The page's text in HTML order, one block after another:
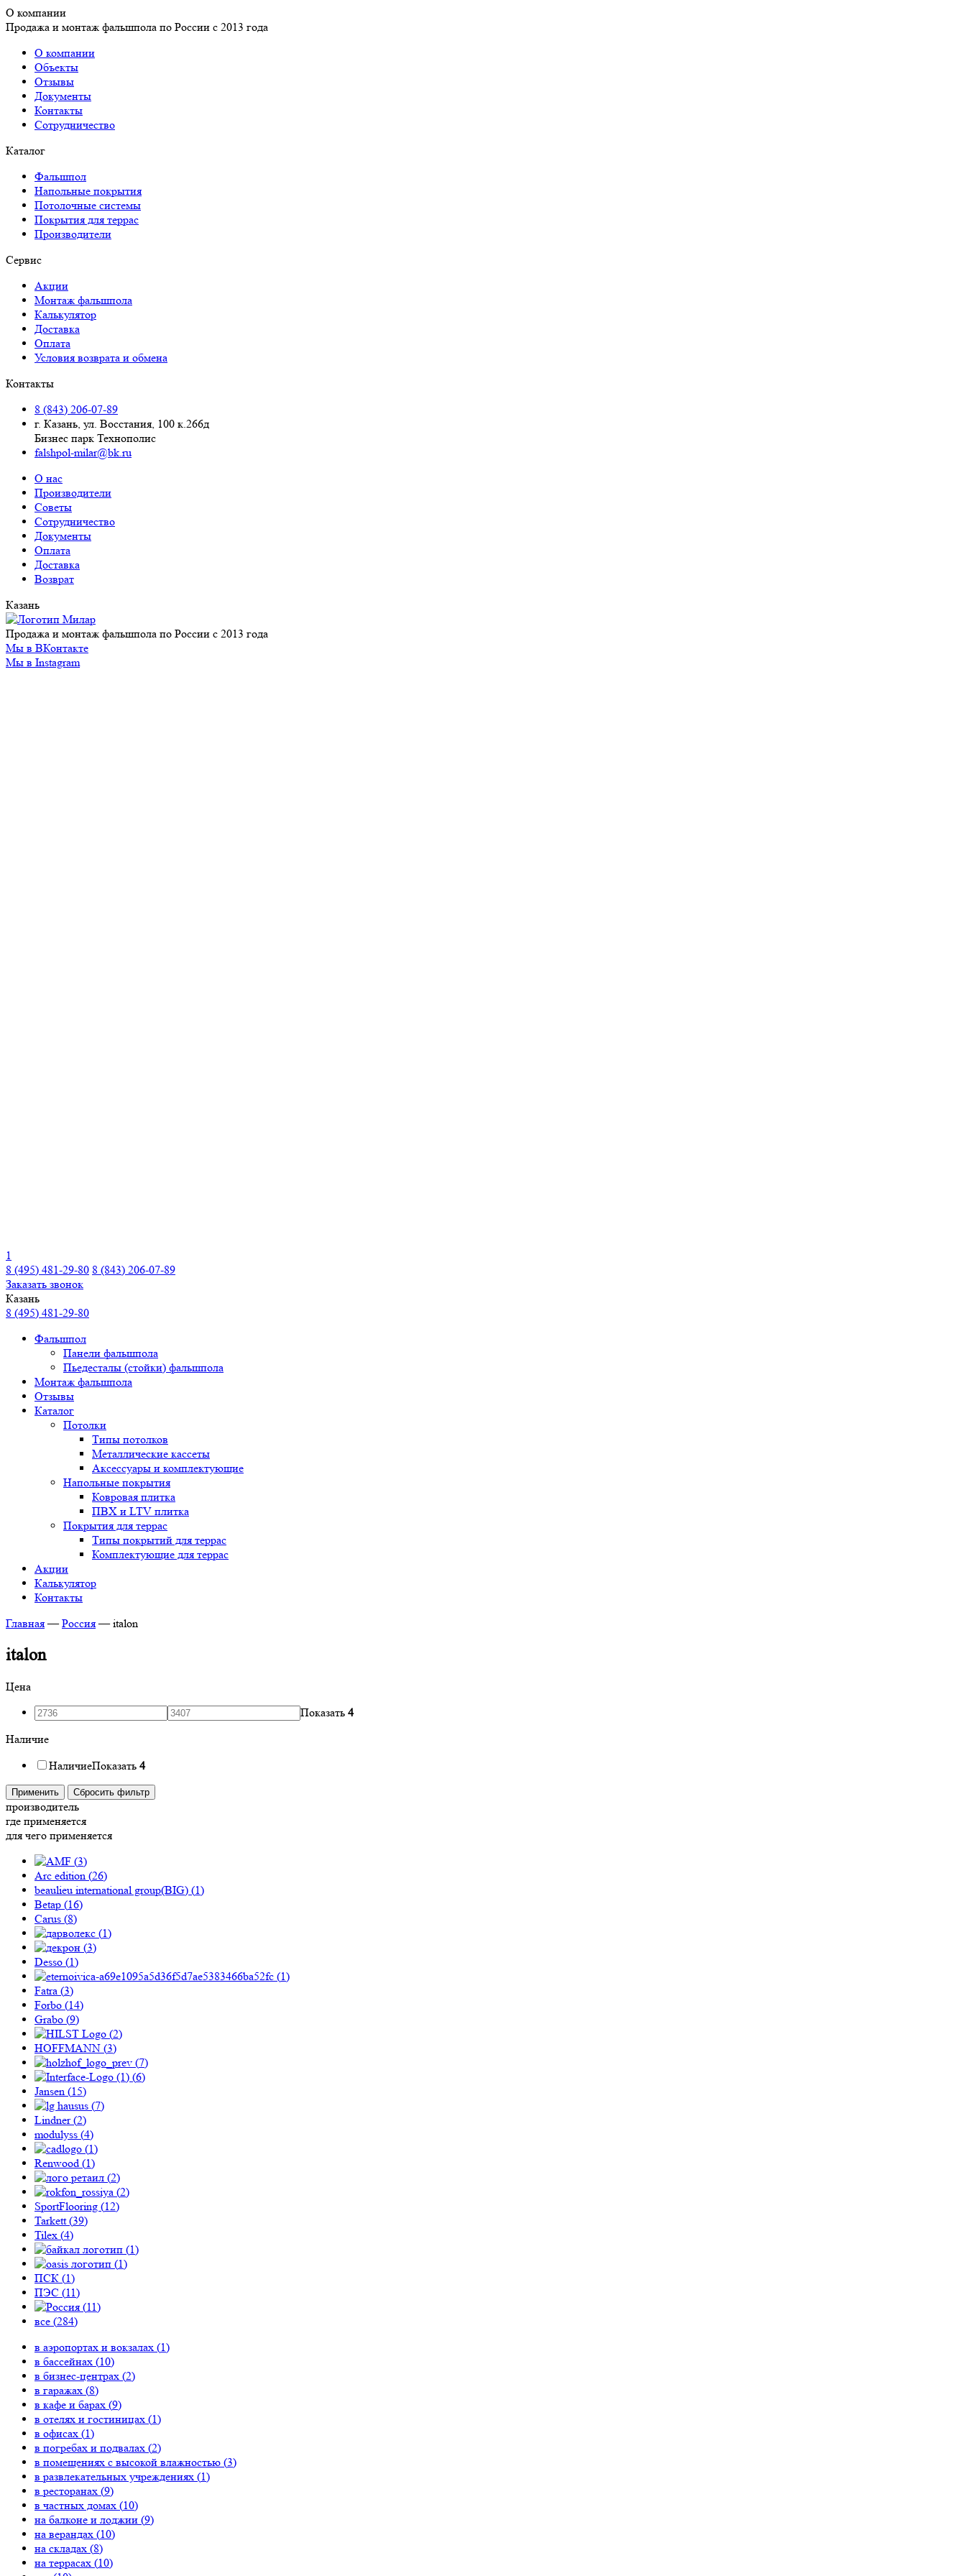
О компании
Продажа и монтаж фальшпола по России с 2013 года
О компании
Объекты
Отзывы
Документы
Контакты
Сотрудничество
Каталог
Фальшпол
Напольные покрытия
Потолочные системы
Покрытия для террас
Производители
Сервис
Акции
Монтаж фальшпола
Калькулятор
Доставка
Оплата
Условия возврата и обмена
Контакты
8 (843) 206-07-89
г. Казань, ул. Восстания, 100 к.266д
Бизнес парк Технополис
falshpol-milar@bk.ru
О нас
Производители
Советы
Сотрудничество
Документы
Оплата
Доставка
Возврат
Казань
Продажа и монтаж фальшпола по России с 2013 года
Мы в ВКонтакте
Мы в Instagram
1
8 (495) 481-29-80 8 (843) 206-07-89
Заказать звонок
Казань
8 (495) 481-29-80
Фальшпол
Панели фальшпола
Пьедесталы (стойки) фальшпола
Монтаж фальшпола
Отзывы
Каталог
Потолки
Типы потолков
Металлические кассеты
Аксессуары и комплектующие
Напольные покрытия
Ковровая плитка
ПВХ и LTV плитка
Покрытия для террас
Типы покрытий для террас
Комплектующие для террас
Акции
Калькулятор
Контакты
Главная — Россия — italon
italon
Цена
Показать 4
Наличие
НаличиеПоказать 4
Применить Сбросить фильтр
производитель
где применяется
для чего применяется
(3)
Arc edition (26)
beaulieu international group(BIG) (1)
Betap (16)
Carus (8)
(1)
(3)
Desso (1)
(1)
Fatra (3)
Forbo (14)
Grabo (9)
(2)
HOFFMANN (3)
(7)
(6)
Jansen (15)
(7)
Lindner (2)
modulyss (4)
(1)
Renwood (1)
(2)
(2)
SportFlooring (12)
Tarkett (39)
Tilex (4)
(1)
(1)
ПСК (1)
ПЭС (11)
(11)
все (284)
в аэропортах и вокзалах (1)
в бассейнах (10)
в бизнес-центрах (2)
в гаражах (8)
в кафе и барах (9)
в отелях и гостиницах (1)
в офисах (1)
в погребах и подвалах (2)
в помещениях с высокой влажностью (3)
в развлекательных учреждениях (1)
в ресторанах (9)
в частных домах (10)
на балконе и лоджии (9)
на верандах (10)
на складах (8)
на террасах (10)